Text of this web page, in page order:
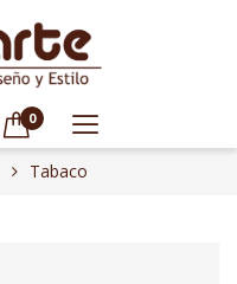
0
Tabaco